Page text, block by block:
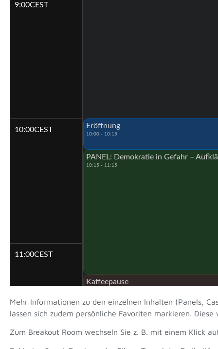
9:00CEST
10:00CEST
11:00CEST
Eröffnung
10:00 - 10:15
PANEL: Demokratie in Gefahr –
10:15 - 11:15
Kaffeepause
KEYNOTE: Dr. h. c. Joachim Gauck
Mehr Informationen zu den einzelnen Inhalten (Panels,
lassen sich zudem persönliche Favoriten markieren.
Zum Breakout Room wechseln Sie z. B. mit einem Klick